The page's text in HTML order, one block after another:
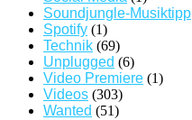
Soundjungle-Musiktipp
Spotify (1)
Technik (69)
Unplugged (6)
Video Premiere (1)
Videos (303)
Wanted (51)